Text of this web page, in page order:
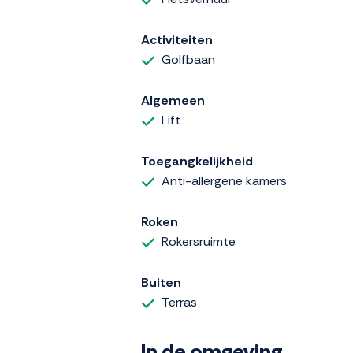
Activiteiten
Golfbaan
Algemeen
Lift
Toegangkelijkheid
Anti-allergene kamers
Roken
Rokersruimte
Buiten
Terras